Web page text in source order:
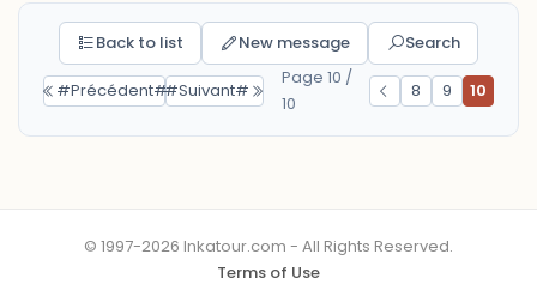
Back to list New message Search
#Précédent##Suivant#
Page 10 /
10
8 9 10
© 1997-2026 Inkatour.com - All Rights Reserved.
Terms of Use